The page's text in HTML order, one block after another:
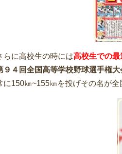
らに高校生の時には高校生での最
９４回全国高等学校野球選手権
に150㎞~155㎞を投げその名が全